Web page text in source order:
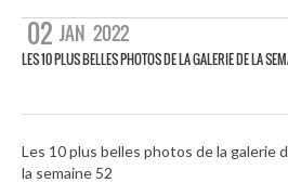
02 JAN 2022
LES 10 PLUS BELLES PHOTOS DE LA GALERIE DE LA
Les 10 plus belles photos de la galerie
la semaine 52